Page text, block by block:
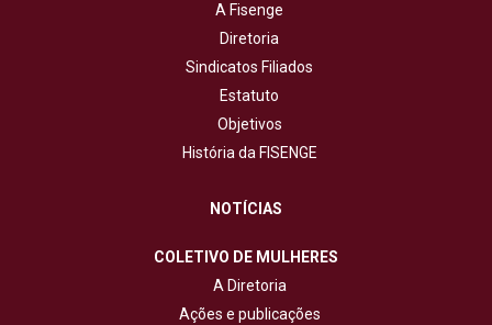
A Fisenge
Diretoria
Sindicatos Filiados
Estatuto
Objetivos
História da FISENGE
NOTÍCIAS
COLETIVO DE MULHERES
A Diretoria
Ações e publicações